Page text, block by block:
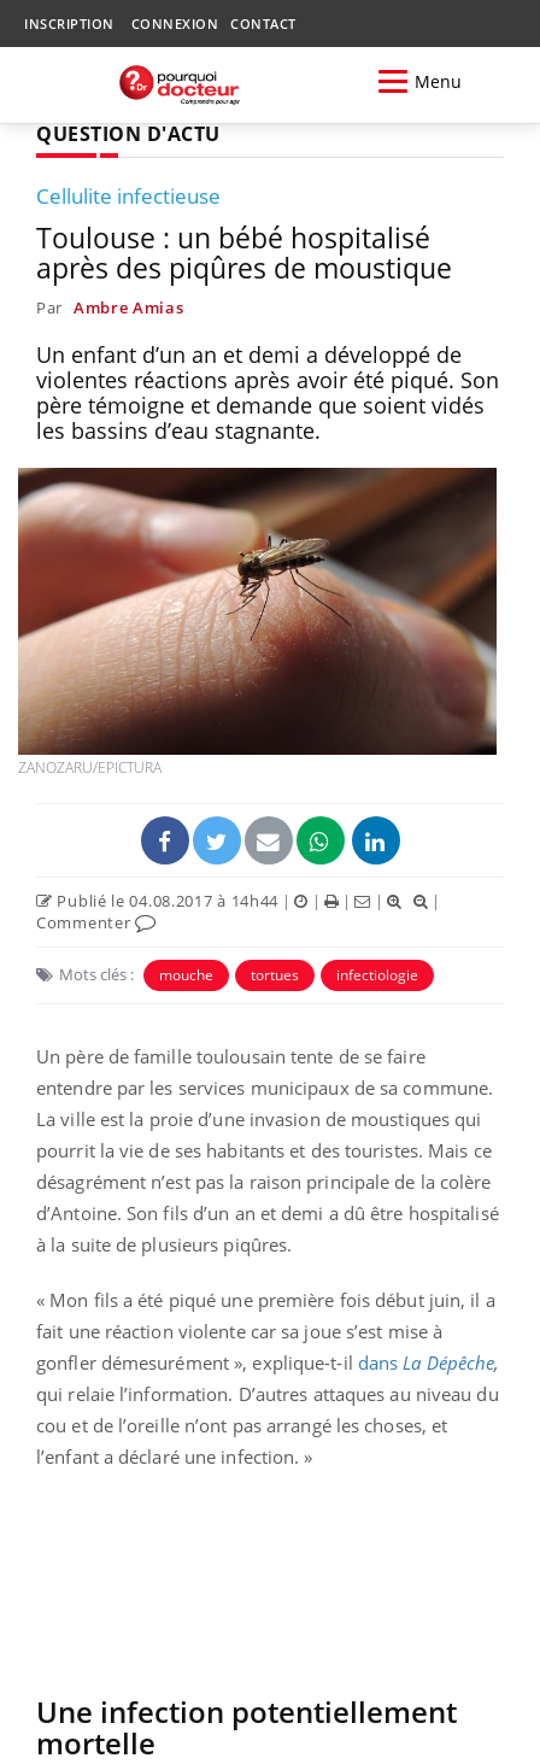
INSCRIPTION CONNEXION CONTACT
Menu
QUESTION D'ACTU
Cellulite infectieuse
Toulouse : un bébé hospitalisé
après des piqûres de moustique
Par Ambre Amias
Un enfant d’un an et demi a développé de
violentes réactions après avoir été piqué. Son
père témoigne et demande que soient vidés
les bassins d’eau stagnante.
ZANOZARU/EPICTURA
Publié le 04.08.2017 à 14h44 | | | |
|
Commenter
Mots clés : mouche tortues infectiologie
Un père de famille toulousain tente de se faire
entendre par les services municipaux de sa commune.
La ville est la proie d’une invasion de moustiques qui
pourrit la vie de ses habitants et des touristes. Mais ce
désagrément n’est pas la raison principale de la colère
d’Antoine. Son fils d’un an et demi a dû être hospitalisé
à la suite de plusieurs piqûres.
« Mon fils a été piqué une première fois début juin, il a
fait une réaction violente car sa joue s’est mise à
gonfler démesurément », explique-t-il dans La Dépêche,
qui relaie l’information. D’autres attaques au niveau du
cou et de l’oreille n’ont pas arrangé les choses, et
l’enfant a déclaré une infection. »
Une infection potentiellement
mortelle